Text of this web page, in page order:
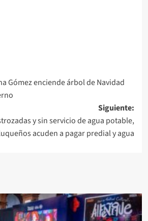
Gómez enciende árbol de Navidad
Siguiente:
y sin servicio de agua potable,
acuden a pagar predial y agua